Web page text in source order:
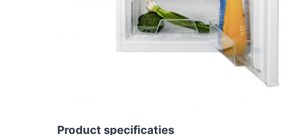
Product specificaties